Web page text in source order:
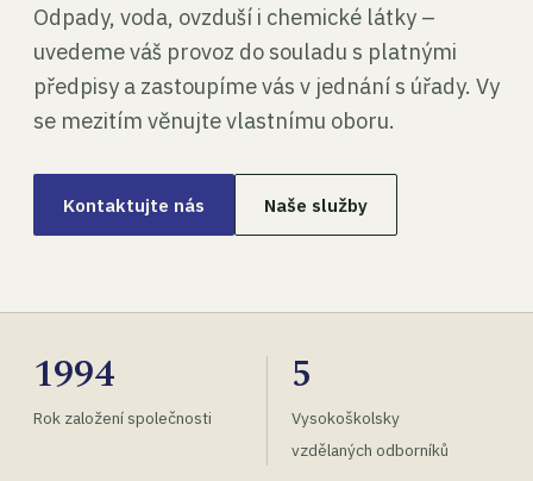
Odpady, voda, ovzduší i chemické látky –
uvedeme váš provoz do souladu s platnými
předpisy a zastoupíme vás v jednání s úřady. Vy
se mezitím věnujte vlastnímu oboru.
Kontaktujte nás Naše služby
1994
Rok založení společnosti
5
Vysokoškolsky
vzdělaných odborníků